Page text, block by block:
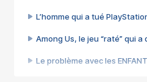
L’homme qui a tué
Among Us, le jeu “raté” qui
Le problème avec les